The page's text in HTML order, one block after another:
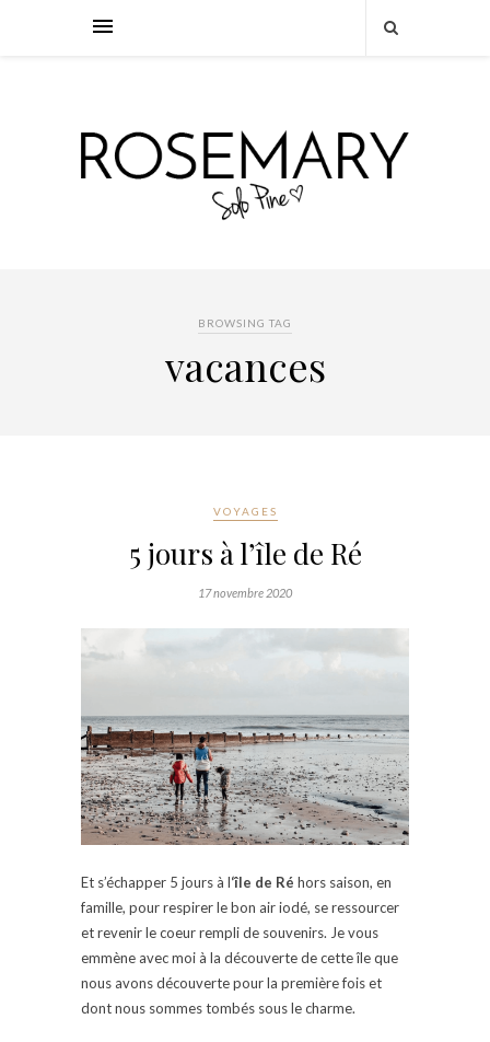
BROWSING TAG
vacances
VOYAGES
5 jours à l’île de Ré
17 novembre 2020
Et s’échapper 5 jours à l‘île de Ré hors saison, en
famille, pour respirer le bon air iodé, se ressourcer
et revenir le coeur rempli de souvenirs. Je vous
emmène avec moi à la découverte de cette île que
nous avons découverte pour la première fois et
dont nous sommes tombés sous le charme.